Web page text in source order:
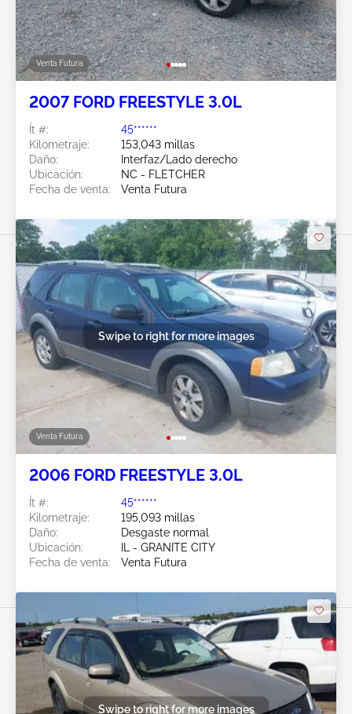
Venta Futura
2007 FORD FREESTYLE 3.0L
Ít #:
45******
Kilometraje:
153,043 millas
Daño:
Interfaz/Lado derecho
Ubicación:
NC - FLETCHER
Fecha de venta:
Venta Futura
Venta Futura
Swipe to right for more images
2006 FORD FREESTYLE 3.0L
Ít #:
45******
Kilometraje:
195,093 millas
Daño:
Desgaste normal
Ubicación:
IL - GRANITE CITY
Fecha de venta:
Venta Futura
Swipe to right for more images